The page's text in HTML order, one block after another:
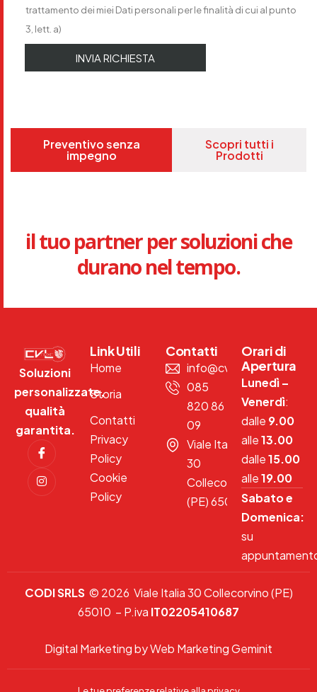
trattamento dei miei Dati personali per le finalità di cui al punto
3, lett. a)
Preventivo senza
impegno
Scopri tutti i
Prodotti
il tuo partner per soluzioni che
durano nel tempo.
Soluzioni
personalizzate,
qualità
garantita.
Link Utili
Home
Storia
Contatti
Privacy
Policy
Cookie
Policy
Contatti
info@cvlnext.com
085
820 86
09
Viale Italia
30
Collecorvino
(PE) 65010
Orari di
Apertura
Lunedì –
Venerdì:
dalle 9.00
alle13.00
dalle15.00
alle19.00
Sabato e
Domenica:
su
CODI SRLS© 2026 Viale Italia 30 Collecorvino (PE)
65010 – P.iva IT02205410687
Digital Marketing by Web Marketing Geminit